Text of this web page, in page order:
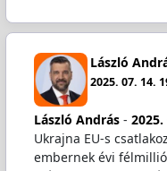
László
2025. 07. 14.
László András- 2025.
Ukrajna EU-s
embernek évi